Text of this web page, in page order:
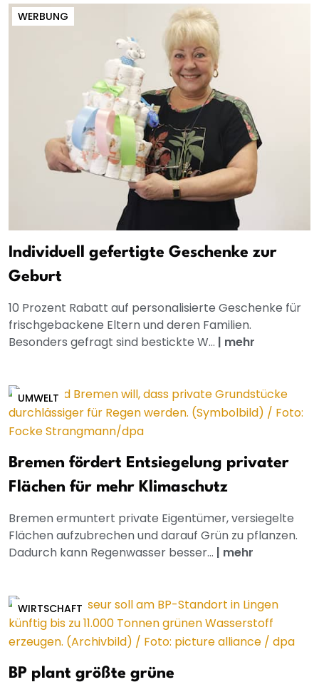
WERBUNG
Individuell gefertigte Geschenke zur
Geburt
10 Prozent Rabatt auf personalisierte Geschenke für
frischgebackene Eltern und deren Familien.
Besonders gefragt sind bestickte W... | mehr
UMWELT
Bremen fördert Entsiegelung privater
Flächen für mehr Klimaschutz
Bremen ermuntert private Eigentümer, versiegelte
Flächen aufzubrechen und darauf Grün zu pflanzen.
Dadurch kann Regenwasser besser... | mehr
WIRTSCHAFT
BP plant größte grüne